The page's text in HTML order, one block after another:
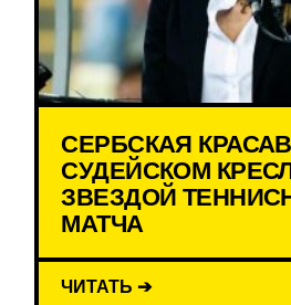
СЕРБСКАЯ
СУДЕЙСКОМ
ЗВЕЗДОЙ
МАТЧА
ЧИТАТЬ ➔